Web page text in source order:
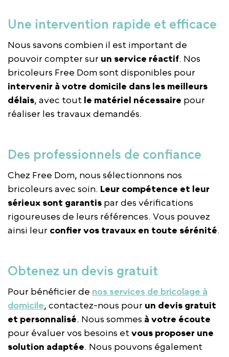
Une intervention rapide et efficace
Nous savons combien il est important de
pouvoir compter sur un service réactif. Nos
bricoleurs Free Dom sont disponibles pour
intervenir à votre domicile dans les meilleurs
délais, avec tout le matériel nécessaire pour
réaliser les travaux demandés.
Des professionnels de confiance
Chez Free Dom, nous sélectionnons nos
bricoleurs avec soin. Leur compétence et leur
sérieux sont garantis par des vérifications
rigoureuses de leurs références. Vous pouvez
ainsi leur confier vos travaux en toute sérénité.
Obtenez un devis gratuit
Pour bénéficier de nos services de bricolage à
domicile, contactez-nous pour un devis gratuit
et personnalisé. Nous sommes à votre écoute
pour évaluer vos besoins etvous proposer une
solution adaptée. Nous pouvons également